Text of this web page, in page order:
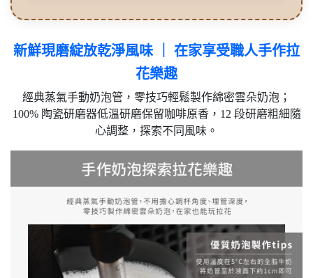
新鮮現磨綻放乾淨風味 ｜ 在家享受職人手作拉
花樂趣
經典蒸氣手動奶泡管，零技巧輕鬆製作綿密雲朵奶泡；
100% 陶瓷研磨器低溫研磨保留咖啡原香，12 段研磨粗細隨
心調整，探索不同風味。